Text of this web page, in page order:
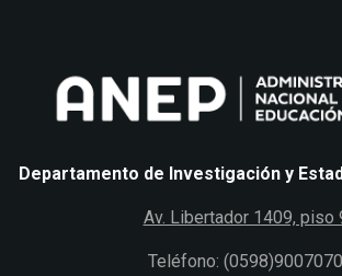
Departamento de Investigación y
Av. Libertador 1409, piso
Teléfono: (0598)9007070